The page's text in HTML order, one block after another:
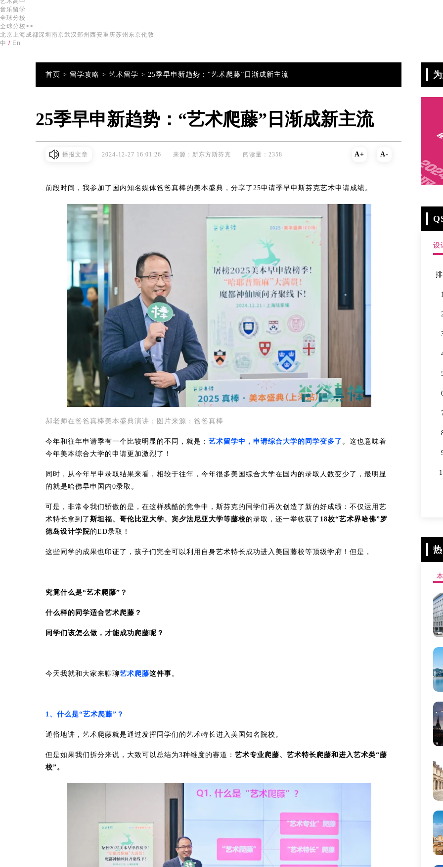
音乐留学
全球分校
全球分校>>
北京 上海成都深圳 南京武汉 郑州 西安重庆苏州 东京伦敦
中 / En
首页 > 留学攻略 > 艺术留学 > 25季早申新趋势：“艺术爬藤”日渐成新主流
25季早申新趋势：“艺术爬藤”日渐成新主流
播报文章 2024-12-27 16:01:26 来源：新东方斯芬克 阅读量：2358 A+ A-
前段时间，我参加了国内知名媒体爸爸真棒的美本盛典，分享了25申请季早申斯芬克艺术申请成绩。
郝老师在爸爸真棒美本盛典演讲；图片来源：爸爸真棒
今年和往年申请季有一个比较明显的不同，就是： 艺术留学中，申请综合大学的同学变多了 。这也意味着
今年美本综合大学的申请更加激烈了！
同时，从今年早申录取结果来看，相较于往年，今年很多美国综合大学在国内的录取人数变少了，最明显
的就是哈佛早申国内0录取。
可是，非常令我们骄傲的是，在这样残酷的竞争中，斯芬克的同学们再次创造了新的好成绩：不仅运用艺
术特长拿到了 斯坦福、哥伦比亚大学、宾夕法尼亚大学等藤校的录取，还一举收获了 18枚“艺术界哈佛”罗
德岛设计学院的ED录取！
这些同学的成果也印证了，孩子们完全可以利用自身艺术特长成功进入美国藤校等顶级学府！但是，
究竟什么是“艺术爬藤”？
什么样的同学适合艺术爬藤？
同学们该怎么做，才能成功爬藤呢？
今天我就和大家来聊聊艺术爬藤这件事。
1、什么是“艺术爬藤”？
通俗地讲，艺术爬藤就是通过发挥同学们的艺术特长进入美国知名院校。
但是如果我们拆分来说，大致可以总结为3种维度的赛道： 艺术专业爬藤、艺术特长爬藤和进入艺术类“藤
校”。
设